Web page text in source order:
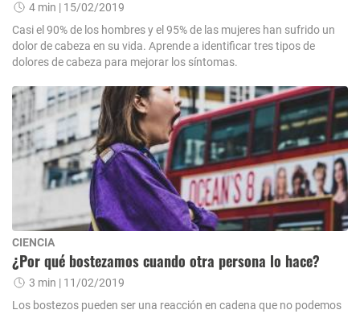
4 min | 15/02/2019
Casi el 90% de los hombres y el 95% de las mujeres han sufrido un
dolor de cabeza en su vida. Aprende a identificar tres tipos de
dolores de cabeza para mejorar los síntomas.
CIENCIA
¿Por qué bostezamos cuando otra persona lo hace?
3 min | 11/02/2019
Los bostezos pueden ser una reacción en cadena que no podemos